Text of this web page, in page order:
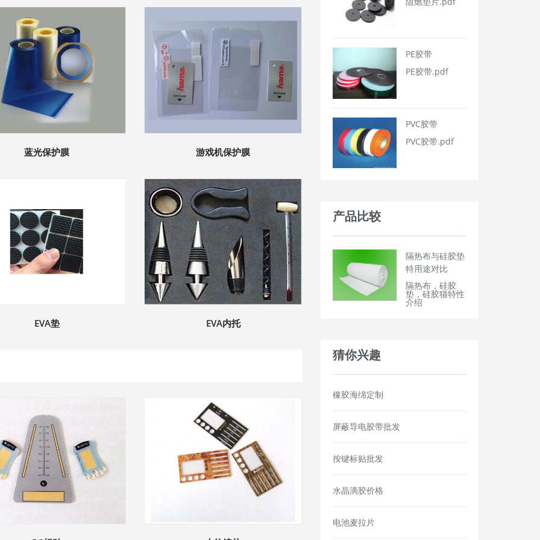
蓝光保护膜 游戏机保护膜
EVA垫 EVA内托
PE胶带
PE胶带.pdf
PVC胶带
PVC胶带.pdf
产品比较
隔热布与硅胶垫
特用途对比
隔热布，硅胶
垫，硅胶猫特性
介绍
猜你兴趣
橡胶海绵定制
屏蔽导电胶带批发
按键标贴批发
水晶滴胶价格
电池麦拉片